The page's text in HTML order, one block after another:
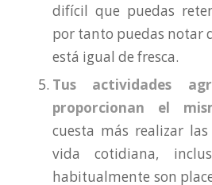
difícil que puedas
por tanto puedas notar
está igual de fresca.
Tus actividades
proporcionan el
cuesta más realizar
vida cotidiana,
habitualmente son